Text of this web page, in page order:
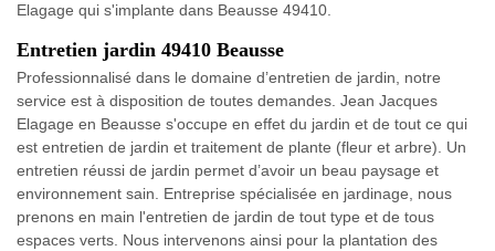
Elagage qui s'implante dans Beausse 49410.
Entretien jardin 49410 Beausse
Professionnalisé dans le domaine d’entretien de jardin, notre
service est à disposition de toutes demandes. Jean Jacques
Elagage en Beausse s'occupe en effet du jardin et de tout ce qui
est entretien de jardin et traitement de plante (fleur et arbre). Un
entretien réussi de jardin permet d’avoir un beau paysage et
environnement sain. Entreprise spécialisée en jardinage, nous
prenons en main l'entretien de jardin de tout type et de tous
espaces verts. Nous intervenons ainsi pour la plantation des